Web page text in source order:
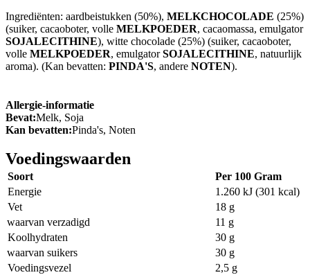
Ingrediënten: aardbeistukken (50%), MELKCHOCOLADE (25%)
(suiker, cacaoboter, volle MELKPOEDER, cacaomassa, emulgator
SOJALECITHINE), witte chocolade (25%) (suiker, cacaoboter,
volle MELKPOEDER, emulgatorSOJALECITHINE, natuurlijk
aroma). (Kan bevatten: PINDA'S, andere NOTEN).
Allergie-informatie
Bevat:Melk, Soja
Kan bevatten:Pinda's, Noten
Voedingswaarden
Soort
Per 100 Gram
Energie
1.260 kJ (301 kcal)
Vet
18 g
waarvan verzadigd
11 g
Koolhydraten
30 g
waarvan suikers
30 g
Voedingsvezel
2,5 g